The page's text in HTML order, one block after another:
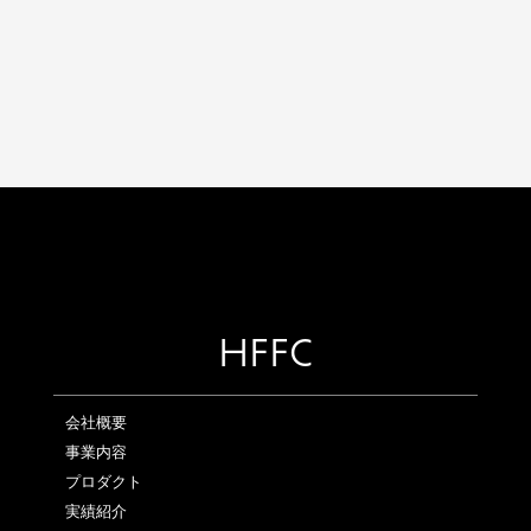
HFFC
会社概要
事業内容
プロダクト
実績紹介